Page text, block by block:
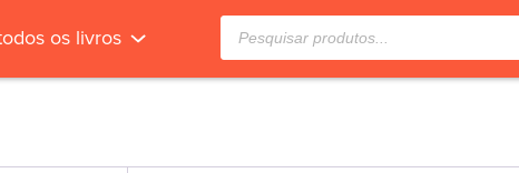
os livros
Pesquisar
produtos